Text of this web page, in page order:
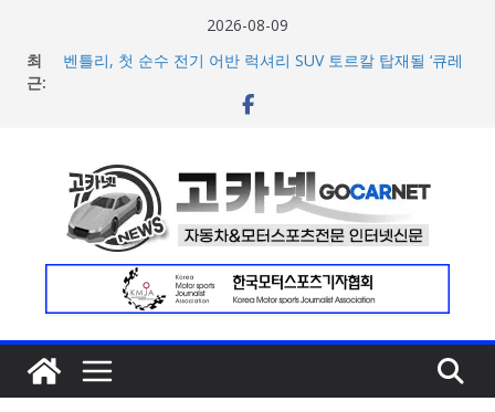
2026-08-09
최
근:
벤틀리, 첫 순수 전기 어반 럭셔리 SUV 토르칼 탑재될 ‘큐레
벤틀리서울, 광주 신세계백화점에서 호남지역 최초 브랜드
며 본격 대회 준비 돌입
현대차·기아, ‘2026 레드닷 어워드’에서 최우수상 2개·본상
15개 수상
[신차] BMW, 8월 온라인 한정 에디션 3종 출시… 11일
‘BMW 샵 온라인’ 판매 개시